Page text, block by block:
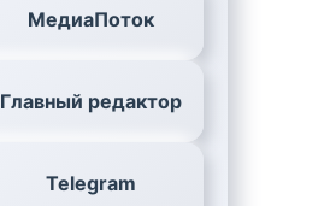
МедиаПоток
Главный редактор
Telegram